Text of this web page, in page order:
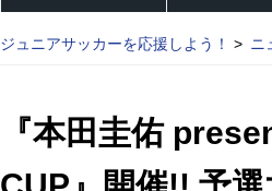
ジュニアサッカーを応援しよう！ ニ
『本田圭佑